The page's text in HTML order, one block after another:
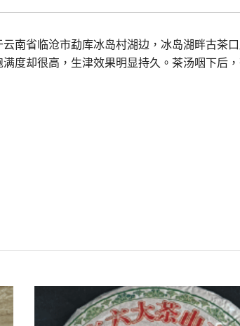
南省临沧市勐库冰岛村湖边，冰岛湖畔古茶
度却很高，生津效果明显持久。茶汤咽下后